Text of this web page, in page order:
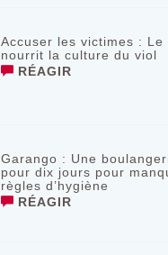
Accuser les victimes : Le
nourrit la culture du viol
RÉAGIR
Garango : Une
pour dix jours pour
règles d’hygiène
RÉAGIR